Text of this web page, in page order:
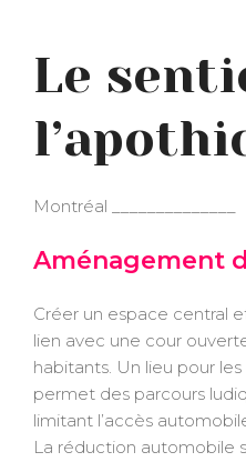
Le
Montréal ______________
Aménagement
Créer un espace central
lien avec une cour
habitants. Un lieu pour
permet des parcours
limitant l’accès
La réduction automobile